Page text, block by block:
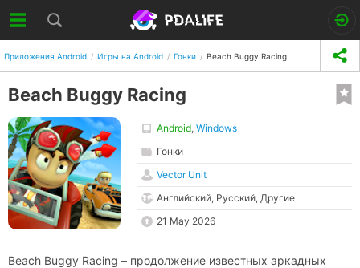
Приложения Android Игры на Android Гонки Beach Buggy Racing
Beach Buggy Racing
Android, Windows
Гонки
Vector Unit
Английский, Русский, Другие
21 May 2026
Beach Buggy Racing – продолжение известных аркадных